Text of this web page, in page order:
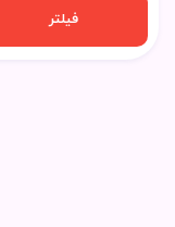
فیلتر